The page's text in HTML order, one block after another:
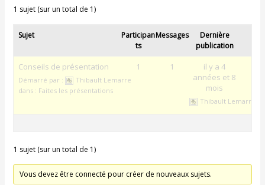
1 sujet (sur un total de 1)
Sujet
Participan
ts
Messages
Dernière
publication
Conseils de présentation
Démarré par :
Thibault Lemarre
dans : Faites les présentations
1 1
il y a 4
années et 8
mois
Thibault Lemarre
1 sujet (sur un total de 1)
Vous devez être connecté pour créer de nouveaux sujets.